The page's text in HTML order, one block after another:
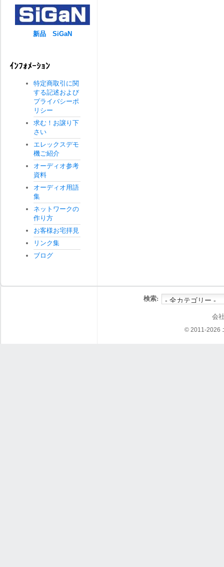
新品 SiGaN
ｲﾝﾌｫﾒｰｼｮﾝ
特定商取引に関
する記述および
プライバシーポ
リシー
求む！お譲り下
さい
エレックスデモ
機ご紹介
オーディオ参考
資料
オーディオ用語
集
ネットワークの
作り方
お客様お宅拝見
リンク集
ブログ
検索:
会
© 2011-2026